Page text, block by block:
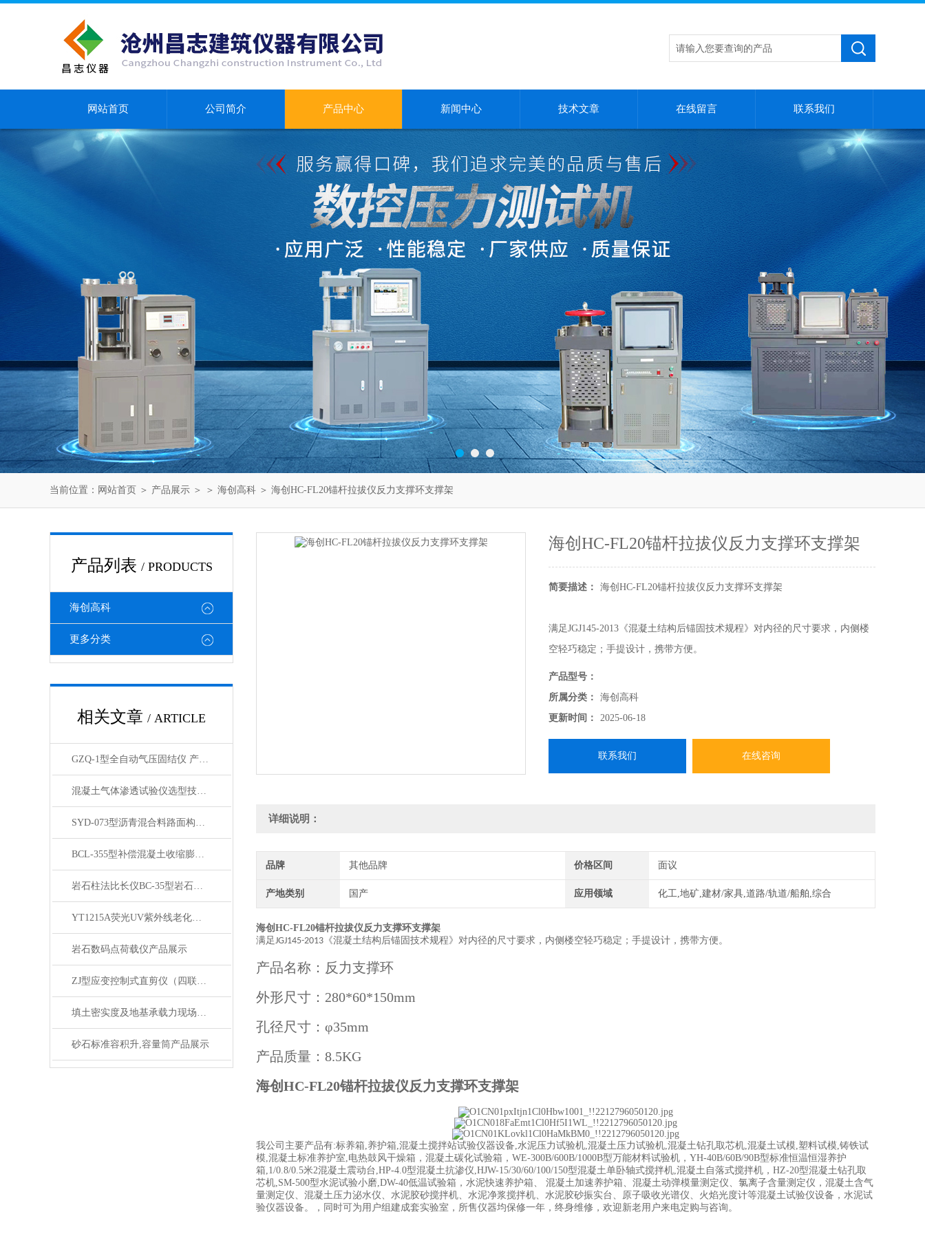
网站首页 公司简介 产品中心 新闻中心 技术文章 在线留言 联系我们
当前位置： 网站首页 ＞ 产品展示 ＞ ＞ 海创高科 ＞ 海创HC-FL20锚杆拉拔仪反力支撑环支撑架
产品列表 / PRODUCTS
海创高科
更多分类
相关文章 / ARTICLE
GZQ-1型全自动气压固结仪 产品展示
混凝土气体渗透试验仪选型技术参数
SYD-073型沥青混合料路面构造深度仪产品展示
BCL-355型补偿混凝土收缩膨胀仪 展示
岩石柱法比长仪BC-35型岩石柱法测长仪产品展示
YT1215A荧光UV紫外线老化箱产品简介
岩石数码点荷载仪产品展示
ZJ型应变控制式直剪仪（四联剪）（无极调速）
填土密实度及地基承载力现场检测仪产品简介
砂石标准容积升,容量筒产品展示
海创HC-FL20锚杆拉拔仪反力支撑环支撑架
简要描述： 海创HC-FL20锚杆拉拔仪反力支撑环支撑架
满足JGJ145-2013《混凝土结构后锚固技术规程》对内径的尺寸要求，内侧楼
空轻巧稳定；手提设计，携带方便。
产品名称：反力支撑环
孔径尺寸：φ35mm
产品型号：
所属分类：
海创高科
更新时间：
2025-06-18
联系我们 在线咨询
详细说明：
品牌 其他品牌 价格区间 面议
产地类别 国产 应用领域 化工,地矿,建材/家具,道路/轨道/船舶,综合
海创HC-FL20锚杆拉拔仪反力支撑环支撑架
满足JGJ145-2013 《混凝土结构后锚固技术规程》对内径的尺寸要求，内侧楼空轻巧稳定；手提设计，携带方便。
产品名称：反力支撑环
外形尺寸： 280*60*150mm
孔径尺寸： φ35mm
产品质量： 8.5KG
海创HC-FL20锚杆拉拔仪反力支撑环支撑架
我公司主要产品有:标养箱,养护箱,混凝土搅拌站试验仪器设备,水泥压力试验机,混凝土压力试验机,混凝土钻孔取芯机,混凝土试模,塑料试模,铸铁试
模,混凝土标准养护室,电热鼓风干燥箱，混凝土碳化试验箱，WE-300B/600B/1000B型万能材料试验机，YH-40B/60B/90B型标准恒温恒湿养护
箱,1/0.8/0.5米2混凝土震动台,HP-4.0型混凝土抗渗仪,HJW-15/30/60/100/150型混凝土单卧轴式搅拌机,混凝土自落式搅拌机，HZ-20型混凝土钻孔取
芯机,SM-500型水泥试验小磨,DW-40低温试验箱，水泥快速养护箱、 混凝土加速养护箱、混凝土动弹模量测定仪、氯离子含量测定仪，混凝土含气
量测定仪、混凝土压力泌水仪、水泥胶砂搅拌机、水泥净浆搅拌机、水泥胶砂振实台、原子吸收光谱仪、火焰光度计等混凝土试验仪设备，水泥试
验仪器设备。，同时可为用户组建成套实验室，所售仪器均保修一年，终身维修，欢迎新老用户来电定购与咨询。